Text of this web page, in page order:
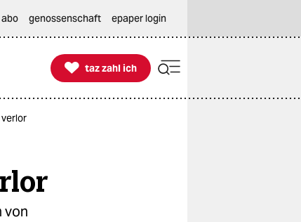
abo genossenschaft epaper login

taz zahl ich
taz zahl ich
von